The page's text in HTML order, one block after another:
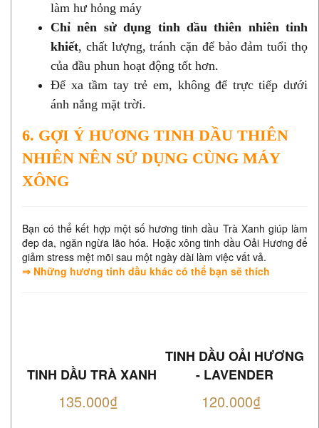
làm hư hỏng máy
Chỉ nên sử dụng tinh dầu thiên nhiên tinh
khiết, chất lượng, tránh cặn để bảo đảm tuổi thọ
của đầu phun hoạt động tốt hơn.
Để xa tầm tay trẻ em, không để trực tiếp dưới
ánh nắng mặt trời.
6. GỢI Ý HƯƠNG TINH DẦU THIÊN
NHIÊN NÊN SỬ DỤNG CÙNG MÁY
XÔNG
Bạn có thể kết hợp một số hương tinh dầu Trà Xanh giúp làm
đep da, ngăn ngừa lão hóa. Hoặc xông tinh dầu Oải Hương để
giảm stress mệt mõi sau một ngày dài làm việc vất vả.
⇒ Những hương tinh dầu khác có thể bạn sẽ thích
TINH DẦU TRÀ XANH
135.000₫
TINH DẦU OẢI HƯƠNG
- LAVENDER
120.000₫